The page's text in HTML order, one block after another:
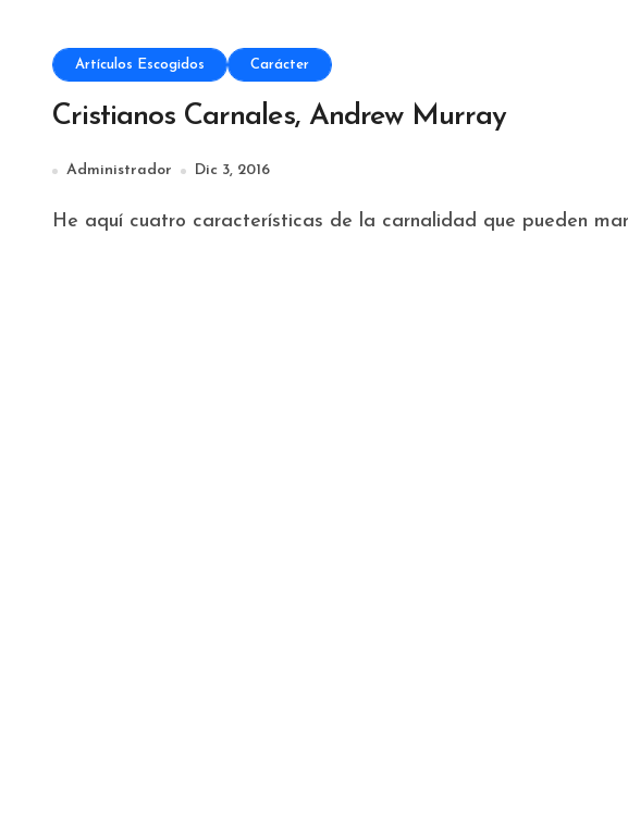
Artículos Escogidos Carácter
Cristianos Carnales, Andrew Murray
Administrador Dic 3, 2016
He aquí cuatro características de la carnalidad que pueden